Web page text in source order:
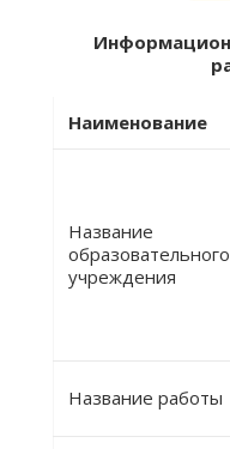
Наименование
Название
образовательного
учреждения
Название работы